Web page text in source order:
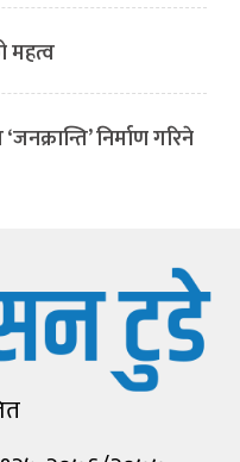
महत्व
निर्माण गरिने